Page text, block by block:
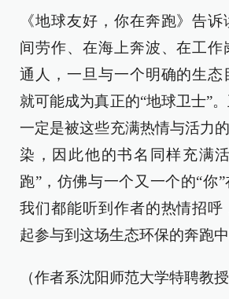
《地球友好，你在奔跑》告
间劳作、在海上奔波、在工作
通人，一旦与一个明确的生态
就可能成为真正的“地球卫士”
一定是被这些充满热情与活力
染，因此他的书名同样充满
跑”，仿佛与一个又一个的“你
我们都能听到作者的热情招呼
起参与到这场生态环保的奔跑中
（作者系沈阳师范大学特聘教授